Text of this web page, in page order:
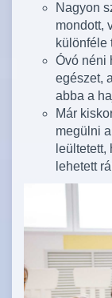
Nagyon
mondott,
különféle
Óvó néni
egészet,
abba a
Már
megülni
lehetett